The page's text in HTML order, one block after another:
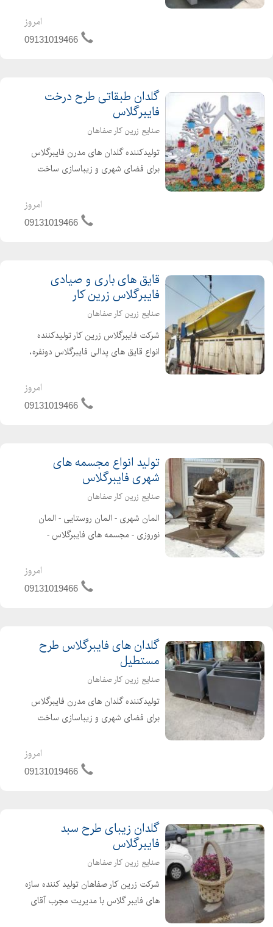
سرسره صاف و پیچ تاب زنجیری الاکلنگ
امروز
09131019466
گلدان طبقاتی طرح درخت
فایبرگلاس
صنایع زرین کار صفاهان
تولیدکننده گلدان های مدرن فایبرگلاس
برای فضای شهری و زیباسازی ساخت
انواع گلدان های فایبرگلاس در طرح های
مستطیل شکل و پایه دار وکلاسیک و....
امروز
09131019466
قایق های باری و صیادی
فایبرگلاس زرین کار
صنایع زرین کار صفاهان
شرکت فایبرگلاس زرین کار تولیدکننده
انواع قایق های پدالی فایبرگلاس دونفره،
مخصوص کودکان در طرح های مختلف
قو-ماشینی-فولکسی-سه چرخه-دوچرخه
امروز
09131019466
تولید انواع مجسمه های
شهری فایبرگلاس
صنایع زرین کار صفاهان
المان شهری - المان روستایی - المان
نوروزی - مجسمه های فایبرگلاس -
فایبرگلاس - مجسمه های شهری طراحی و
تولید انواع المان های شهری، روستایی و
امروز
09131019466
گلدان های فایبرگلاس طرح
مستطیل
صنایع زرین کار صفاهان
تولیدکننده گلدان های مدرن فایبرگلاس
برای فضای شهری و زیباسازی ساخت
انواع گلدان های فایبرگلاس در طرح های
مستطیل شکل و پایه دار وکلاسیک و....
امروز
09131019466
گلدان زیبای طرح سبد
فایبرگلاس
صنایع زرین کار صفاهان
شرکت زرین کار صفاهان تولید کننده سازه
های فایبر گلاس با مدیریت مجرب آقای